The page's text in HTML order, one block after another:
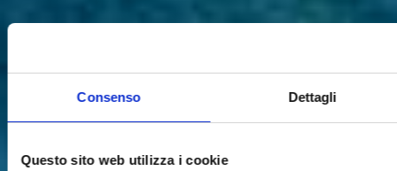
Consenso Dettagli
Questo sito web utilizza i cookie